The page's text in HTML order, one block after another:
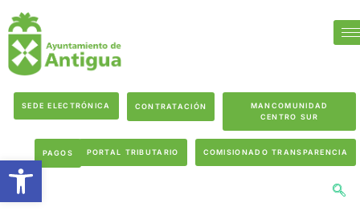
SEDE ELECTRÓNICA CONTRATACIÓN
MANCOMUNIDAD
CENTRO SUR
PAGOS PORTAL TRIBUTARIO COMISIONADO TRANSPARENCIA
Abrir barra de herramientas